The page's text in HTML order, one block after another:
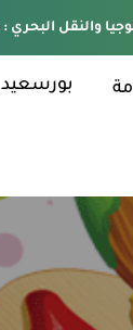
والنقل البحري :
بورسعيد